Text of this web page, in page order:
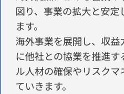
図り、事業の拡大と安定
ます。
海外事業を展開し、収
に他社との協業を推進す
ル人材の確保やリスク
ていきます。